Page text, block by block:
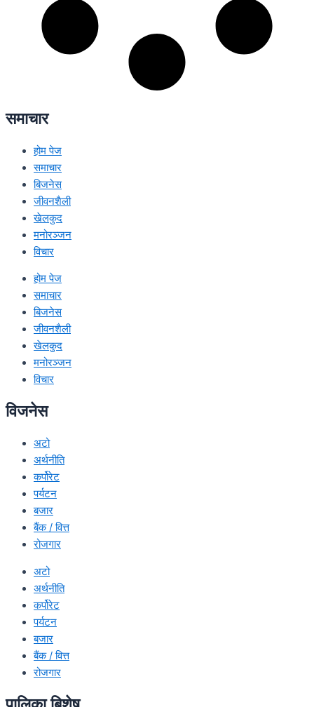
समाचार
होम पेज
समाचार
बिजनेस
जीवनशैली
खेलकुद
मनोरञ्जन
विचार
होम पेज
समाचार
बिजनेस
जीवनशैली
खेलकुद
मनोरञ्जन
विचार
विजनेस
अटो
अर्थनीति
कर्पोरेट
पर्यटन
बजार
बैंक / वित्त
रोजगार
अटो
अर्थनीति
कर्पोरेट
पर्यटन
बजार
बैंक / वित्त
रोजगार